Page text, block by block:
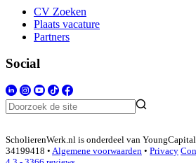
CV Zoeken
Plaats vacature
Partners
Social
ScholierenWerk.nl is onderdeel van
34199418 • Algemene voorwaarden • Privacy